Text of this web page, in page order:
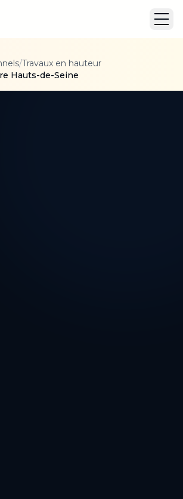
/Travaux en hauteur
Hauts-de-Seine